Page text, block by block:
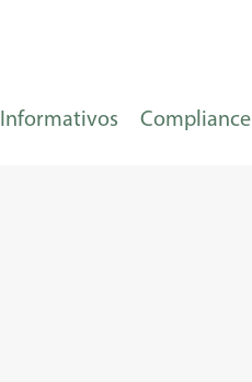
Informativos Compliance